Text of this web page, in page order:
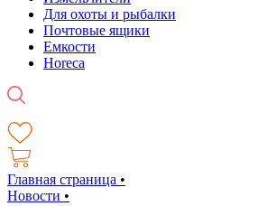
Для охоты и рыбалки
Почтовые ящики
Емкости
Horeca
Главная страница •
Новости •